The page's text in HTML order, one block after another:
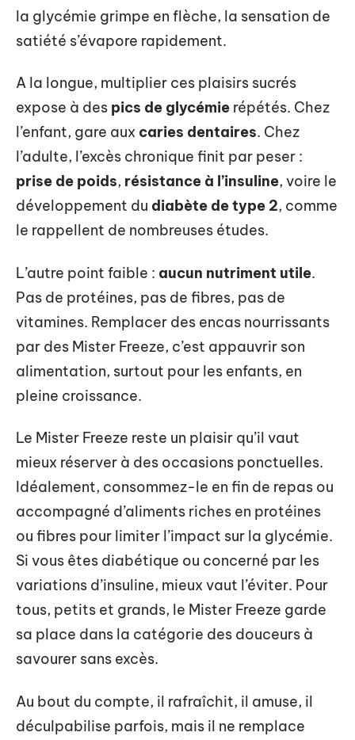
la glycémie grimpe en flèche, la sensation de
satiété s’évapore rapidement.
A la longue, multiplier ces plaisirs sucrés
expose à des pics de glycémie répétés. Chez
l’enfant, gare aux caries dentaires. Chez
l’adulte, l’excès chronique finit par peser :
prise de poids, résistance à l’insuline, voire le
développement du diabète de type 2, comme
le rappellent de nombreuses études.
L’autre point faible : aucun nutriment utile.
Pas de protéines, pas de fibres, pas de
vitamines. Remplacer des encas nourrissants
par des Mister Freeze, c’est appauvrir son
alimentation, surtout pour les enfants, en
pleine croissance.
Le Mister Freeze reste un plaisir qu’il vaut
mieux réserver à des occasions ponctuelles.
Idéalement, consommez-le en fin de repas ou
accompagné d’aliments riches en protéines
ou fibres pour limiter l’impact sur la glycémie.
Si vous êtes diabétique ou concerné par les
variations d’insuline, mieux vaut l’éviter. Pour
tous, petits et grands, le Mister Freeze garde
sa place dans la catégorie des douceurs à
savourer sans excès.
Au bout du compte, il rafraîchit, il amuse, il
déculpabilise parfois, mais il ne remplace